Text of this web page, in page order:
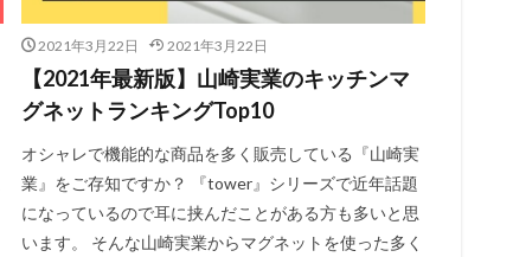
2021年3月22日 2021年3月22日
【2021年最新版】山崎実業のキッチンマ
グネットランキングTop10
オシャレで機能的な商品を多く販売している『山崎実
業』をご存知ですか？ 『tower』シリーズで近年話題
になっているので耳に挟んだことがある方も多いと思
います。 そんな山崎実業からマグネットを使った多く